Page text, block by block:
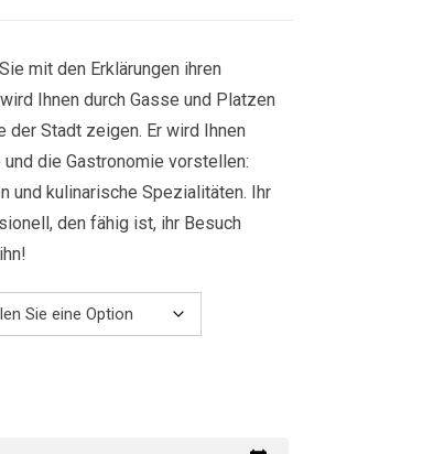
mit den Erklärungen ihren
Ihnen durch Gasse und Platzen
der Stadt zeigen. Er wird Ihnen
die Gastronomie vorstellen:
und kulinarische Spezialitäten. Ihr
den fähig ist, ihr Besuch